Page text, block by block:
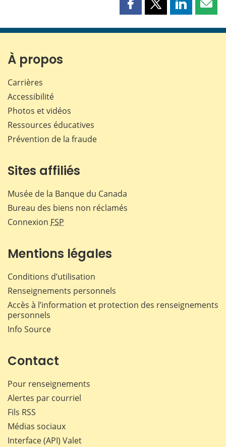
Partager
page
Partager
page
Partager
page page
À propos
Carrières
Accessibilité
Photos et vidéos
Ressources éducatives
Prévention de la fraude
Sites affiliés
Musée de la Banque du Canada
Bureau des biens non réclamés
Connexion FSP
Mentions légales
Conditions d’utilisation
Renseignements personnels
Accès à l’information et protection des renseignements
personnels
Info Source
Contact
Pour renseignements
Alertes par courriel
Fils RSS
Médias sociaux
Interface (API) Valet